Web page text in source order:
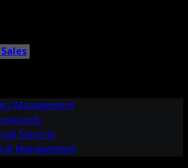
Management
Security
Management